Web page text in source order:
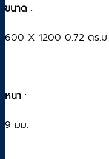
ขนาด :
600 X 1200 0.72 ตร.ม.
หนา :
9 มม.